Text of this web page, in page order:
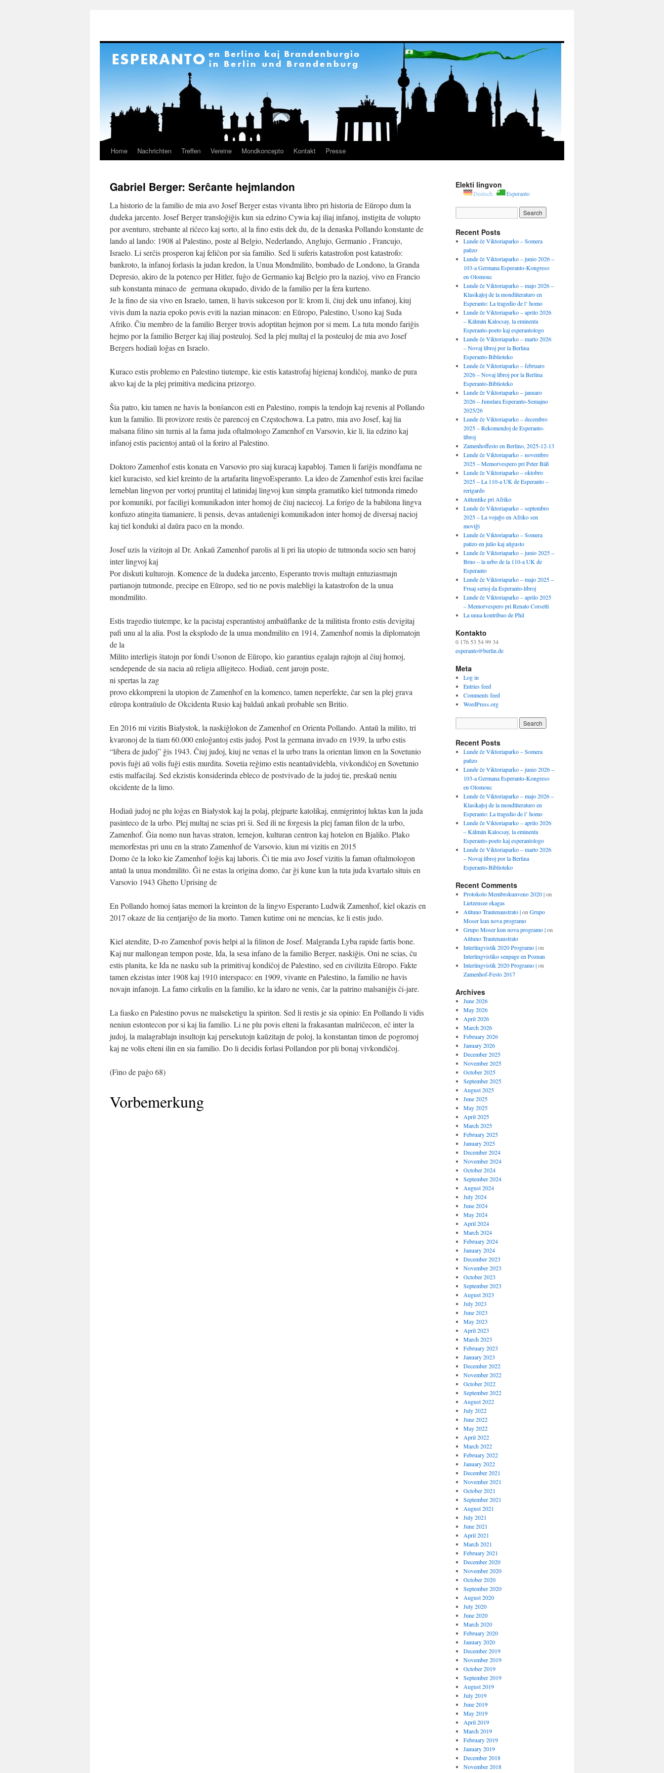
Skip
content
Home Nachrichten Treffen Vereine Mondkoncepto Kontakt Presse
Gabriel Berger: Serĉante hejmlandon
La historio de la familio de mia avo Josef Berger estas vivanta libro pri historia de Eŭropo dum la
dudeka jarcento. Josef Berger transloĝiĝis kun sia edzino Cywia kaj iliaj infanoj, instigita de volupto
por aventuro, strebante al riĉeco kaj sorto, al la fino estis dek du, de la denaska Pollando konstante de
lando al lando: 1908 al Palestino, poste al Belgio, Nederlando, Anglujo, Germanio , Francujo,
Israelo. Li serĉis prosperon kaj feliĉon por sia familio. Sed li suferis katastrofon post katastrofo:
bankroto, la infanoj forlasis la judan kredon, la Unua Mondmilito, bombado de Londono, la Granda
Depresio, akiro de la potenco perHitler, fuĝo de Germanio kaj Belgio pro la nazioj, vivo en Francio
sub konstanta minaco de germana okupado, divido de la familio per la fera kurteno.
Je la fino de sia vivo en Israelo, tamen, li havis sukceson por li: krom li, ĉiuj dek unu infanoj, kiuj
vivis dum la nazia epoko povis eviti la nazian minacon: en Eŭropo, Palestino, Usono kaj Suda
Afriko. Ĉiu membro de la familio Berger trovis adoptitan hejmon por si mem. La tuta mondo fariĝis
hejmo por la familio Berger kaj iliaj posteuloj. Sed la plej multaj el la posteuloj de mia avo Josef
Bergershodiaŭ loĝas en Israelo.
Kuraco estis problemo en Palestino tiutempe, kie estis katastrofaj higienaj kondiĉoj, manko de pura
akvo kaj de la plej primitiva medicina prizorgo.
Ŝia patro, kiu tamen ne havis la bonŝancon esti en Palestino, rompis la tendojn kaj revenis al Pollando
kun la familio. Ili provizore restis ĉe parencoj en Częstochowa. La patro, mia avo Josef, kaj lia
malsana filino sin turnis al la fama juda oftalmologo Zamenhof en Varsovio, kie li, lia edzino kaj
infanoj estis pacientoj antaŭ ol la foriro al Palestino.
Doktoro Zamenhof estis konata en Varsovio pro siaj kuracaj kapabloj. Tamen li fariĝis mondfama ne
kiel kuracisto, sed kiel kreinto de la artafarita lingvoEsperanto. La ideo de Zamenhof estis krei facilae
lerneblan lingvon per vortoj pruntitaj el latinidaj lingvoj kun simpla gramatiko kiel tutmonda rimedo
por komuniki, por faciligi komunikadon inter homoj de ĉiuj naciecoj. La forigo de la babilona lingva
konfuzo atingita tiamaniere, li pensis, devas antaŭenigi komunikadon inter homoj de diversaj nacioj
kaj tiel konduki al daŭra paco en la mondo.
Josef uzis la vizitojn al Dr. Ankaŭ Zamenhof parolis al li pri lia utopio de tutmonda socio sen baroj
inter lingvoj kaj
Por diskuti kulturojn. Komence de la dudeka jarcento, Esperanto trovis multajn entuziasmajn
partianojn tutmonde, precipe en Eŭropo, sed tio ne povis malebligi la katastrofon de la unua
mondmilito.
Estis tragedio tiutempe, ke la pacistaj esperantistoj ambaŭflanke de la militista fronto estis devigitaj
pafi unu al la alia. Post la eksplodo de la unua mondmilito en 1914, Zamenhof nomis la diplomatojn
de la
Milito interligis ŝtatojn por fondi Usonon de Eŭropo, kio garantius egalajn rajtojn al ĉiuj homoj,
sendepende de sia nacia aŭ religia alligiteco. Hodiaŭ, cent jarojn poste,
ni spertas la zag
provo ekkompreni la utopion de Zamenhof en la komenco, tamen neperfekte, ĉar sen la plej grava
eŭropa kontraŭulo de Okcidenta Rusio kaj baldaŭ ankaŭ probable sen Britio.
En 2016 mi vizitis Białystok, la naskiĝlokon de Zamenhof en Orienta Pollando. Antaŭ la milito, tri
kvaronoj de la tiam 60.000 enloĝantoj estis judoj. Post la germana invado en 1939, la urbo estis
“libera de judoj” ĝis 1943. Ĉiuj judoj, kiuj ne venas el la urbo trans la orientan limon en la Sovetunio
povis fuĝi aŭ volis fuĝi estis murdita. Sovetia reĝimo estis neantaŭvidebla, vivkondiĉoj en Sovetunio
estis malfacilaj. Sed ekzistis konsiderinda ebleco de postvivado de la judoj tie, preskaŭ neniu
okcidente de la limo.
Hodiaŭ judoj ne plu loĝas en Białystok kaj la polaj, plejparte katolikaj, enmigrintoj luktas kun la juda
pasinteco de la urbo. Plej multaj ne scias pri ŝi. Sed ili ne forgesis la plej faman filon de la urbo,
Zamenhof. Ĝia nomo nun havas straton, lernejon, kulturan centron kaj hotelon en Bjaliko. Plako
memorfestas pri unu en la strato Zamenhof de Varsovio, kiun mi vizitis en 2015
Domo ĉe la loko kie Zamenhof loĝis kaj laboris. Ĉi tie mia avo Josef vizitis la faman oftalmologon
antaŭ la unua mondmilito. Ĝi ne estas la origina domo, ĉar ĝi kune kun la tuta juda kvartalo situis en
Varsovio 1943 Ghetto Uprising de
En Pollando homoj ŝatas memori la kreinton de la lingvo Esperanto Ludwik Zamenhof, kiel okazis en
2017 okaze de lia centjariĝo de lia morto. Tamen kutime oni ne mencias, ke li estis judo.
Kiel atendite, D-ro Zamenhof povis helpi al la filinon de Josef. Malgranda Lyba rapide fartis bone.
Kaj nur mallongan tempon poste, Ida, la sesa infano de la familio Berger, naskiĝis. Oni ne scias, ĉu
estis planita, ke Ida ne nasku sub la primitivaj kondiĉoj de Palestino, sed en civilizita Eŭropo. Fakte
tamen ekzistas inter 1908 kaj 1910 interspaco: en 1909, vivante en Palestino, la familio ne havis
novajn infanojn. La famo cirkulis en la familio, ke la idaro ne venis, ĉar la patrino malsaniĝis ĉi-jare.
La fiasko en Palestino povus ne malseketigu la spiriton. Sed li restis je sia opinio: En Pollando li vidis
neniun estontecon por si kaj lia familio. Li ne plu povis elteni la frakasantan malriĉecon, eĉ inter la
judoj, la malagrablajn insultojn kaj persekutojn kaŭzitajn de poloj, la konstantan timon de pogromoj
kaj ne volis elteni ilin en sia familio. Do li decidis forlasi Pollandon por pli bonaj vivkondiĉoj.
(Fino de paĝo 68)
Vorbemerkung
Elekti lingvon
Deutsch Esperanto
Recent Posts
Lunde ĉe Viktoriaparko – Somera
paŭzo
Lunde ĉe Viktoriaparko – junio 2026 –
103-a Germana Esperanto-Kongreso
en Olomouc
Lunde ĉe Viktoriaparko – majo 2026 –
Klasikaĵoj de la mondliteraturo en
Esperanto: La tragedio de l’ homo
Lunde ĉe Viktoriaparko – aprilo 2026
– Kálmán Kalocsay, la eminenta
Esperanto-poeto kaj esperantologo
Lunde ĉe Viktoriaparko – marto 2026
– Novaj libroj por la Berlina
Esperanto-Biblioteko
Lunde ĉe Viktoriaparko – februaro
2026 – Novaj libroj por la Berlina
Esperanto-Biblioteko
Lunde ĉe Viktoriaparko – januaro
2026 – Junulara Esperanto-Semajno
2025/26
Lunde ĉe Viktoriaparko – decembro
2025 – Rekomendoj de Esperanto-
libroj
Zamenhoffesto en Berlino, 2025-12-13
Lunde ĉe Viktoriaparko – novembro
2025 – Memorvespero pri Peter Bäß
Lunde ĉe Viktoriaparko – oktobro
2025 – La 110-a UK de Esperanto –
rerigardo
Aŭtentike pri Afriko
Lunde ĉe Viktoriaparko – septembro
2025 – La vojaĝo en Afriko sen
moviĝi
Lunde ĉe Viktoriaparko – Somera
paŭzo en julio kaj aŭgusto
Lunde ĉe Viktoriaparko – junio 2025 –
Brno – la urbo de la 110-a UK de
Esperanto
Lunde ĉe Viktoriaparko – majo 2025 –
Fruaj serioj da Esperanto-libroj
Lunde ĉe Viktoriaparko – aprilo 2025
– Memorvespero pri Renato Corsetti
La unua kontribuo de Phil
Kontakto
0 176 53 54 99 34
esperanto@berlin.de
Meta
Log in
Entries feed
Comments feed
WordPress.org
Recent Posts
Lunde ĉe Viktoriaparko – Somera
paŭzo
Lunde ĉe Viktoriaparko – junio 2026 –
103-a Germana Esperanto-Kongreso
en Olomouc
Lunde ĉe Viktoriaparko – majo 2026 –
Klasikaĵoj de la mondliteraturo en
Esperanto: La tragedio de l’ homo
Lunde ĉe Viktoriaparko – aprilo 2026
– Kálmán Kalocsay, la eminenta
Esperanto-poeto kaj esperantologo
Lunde ĉe Viktoriaparko – marto 2026
– Novaj libroj por la Berlina
Esperanto-Biblioteko
Recent Comments
Protokolo Membrokunveno 2020 |on
Lietzensee ekagas
Aŭtuno Trautenaustrato |on Grupo
Moser kun nova programo
Grupo Moser kun nova programo |on
Aŭtuno Trautenaustrato
Interlingvistik 2020 Programo |on
Interlingvistiko senpage en Poznan
Interlingvistik 2020 Programo |on
Zamenhof-Festo 2017
Archives
June 2026
May 2026
April 2026
March 2026
February 2026
January 2026
December 2025
November 2025
October 2025
September 2025
August 2025
June 2025
May 2025
April 2025
March 2025
February 2025
January 2025
December 2024
November 2024
October 2024
September 2024
August 2024
July 2024
June 2024
May 2024
April 2024
March 2024
February 2024
January 2024
December 2023
November 2023
October 2023
September 2023
August 2023
July 2023
June 2023
May 2023
April 2023
March 2023
February 2023
January 2023
December 2022
November 2022
October 2022
September 2022
August 2022
July 2022
June 2022
May 2022
April 2022
March 2022
February 2022
January 2022
December 2021
November 2021
October 2021
September 2021
August 2021
July 2021
June 2021
April 2021
March 2021
February 2021
December 2020
November 2020
October 2020
September 2020
August 2020
July 2020
June 2020
March 2020
February 2020
January 2020
December 2019
November 2019
October 2019
September 2019
August 2019
July 2019
June 2019
May 2019
April 2019
March 2019
February 2019
January 2019
December 2018
November 2018